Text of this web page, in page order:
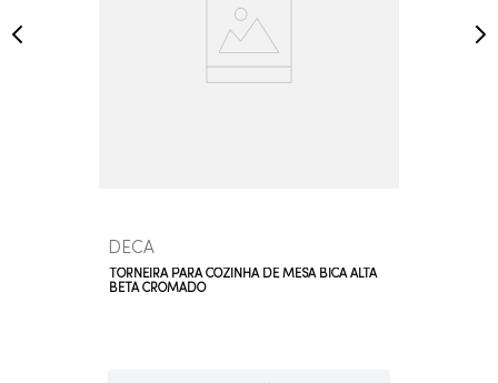
DECA
TORNEIRA PARA COZINHA DE MESA BICA ALTA
BETA CROMADO